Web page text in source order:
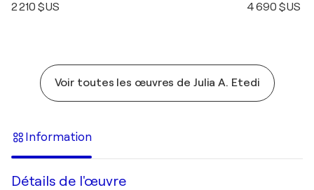
2 210 $US 4 690 $US
Voir toutes les œuvres de Julia A. Etedi
Information
Détails de l'œuvre